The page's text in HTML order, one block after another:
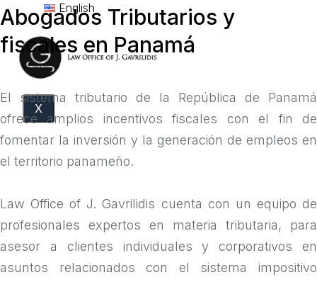
English
X
Abogados Tributarios y
fiscales en Panamá
El sistema tributario de la República de Panamá
ofrece amplios incentivos fiscales con el fin de
fomentar la inversión y la generación de empleos en
el territorio panameño.
Law Office of J. Gavrilidis cuenta con un equipo de
profesionales expertos en materia tributaria, para
asesor a clientes individuales y corporativos en
asuntos relacionados con el sistema impositivo